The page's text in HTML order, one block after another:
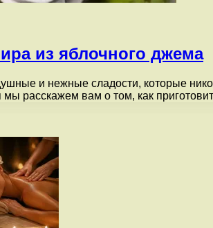
из яблочного джема
и нежные сладости, которые
мы расскажем вам о том, как